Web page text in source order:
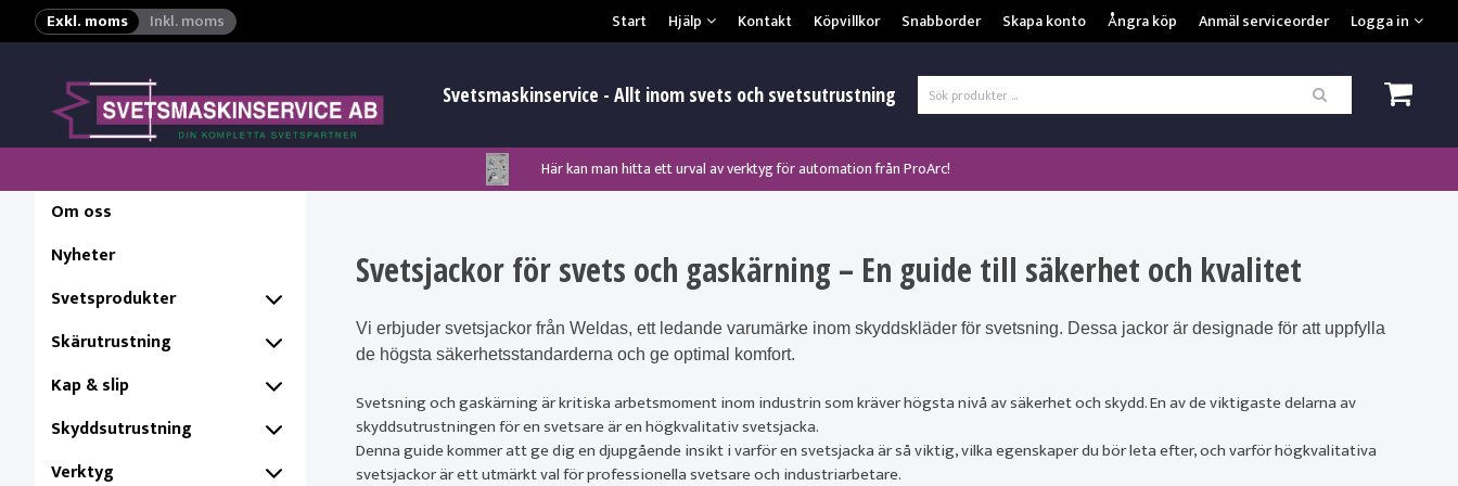
Exkl. moms Inkl. moms Start Hjälp
Säkerhet & Cookies Kontakt Köpvillkor Snabborder Skapa konto Ångra köp Anmäl serviceorder Logga in
Logga in
*
Svetsmaskinservice - Allt inom svets och svetsutrustning
Klicka här för att se alla våra nuvarande kampanjer!
Här kan man hitta ett urval av verktyg för automation från ProArc!
Nyhet! Lägesställare, rullbockar och längdsvets från ProArc!
Nyhet! Tig-svets från Esab, Rogue ET 230iP AC/DC!
Nyhet! Tig-svets Minarc T 223 AC/DC från Kemppi!
Nyhet! Nya PAPR-enheten från ESAB EPR-X1.1!
Nyhet! MinarcMig 190 Auto och MinarcMig 220 Auto från Kemppi!
Om oss
Nyheter
Svetsprodukter
Skärutrustning
Kap & slip
Skyddsutrustning
Verktyg
Svetsjackor för svets och gaskärning – En guide till säkerhet och kvalitet
Vi erbjuder svetsjackor från Weldas, ett ledande varumärke inom skyddskläder för svetsning. Dessa jackor är designade för att uppfylla
de högsta säkerhetsstandarderna och ge optimal komfort.
Svetsning och gaskärning är kritiska arbetsmoment inom industrin som kräver högsta nivå av säkerhet och skydd. En av de viktigaste delarna av
skyddsutrustningen för en svetsare är en högkvalitativ svetsjacka.
Denna guide kommer att ge dig en djupgående insikt i varför en svetsjacka är så viktig, vilka egenskaper du bör leta efter, och varför högkvalitativa
svetsjackor är ett utmärkt val för professionella svetsare och industriarbetare.